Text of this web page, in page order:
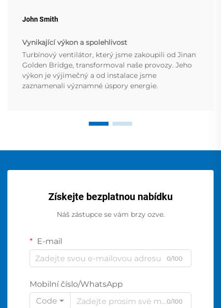
John Smith
Vynikající výkon a spolehlivost
Turbínový ventilátor, který jsme zakoupili od Jinan
Golden Bridge, transformoval naše provozy. Jeho
výkon je výjimečný a od instalace jsme
zaznamenali významné úspory energie.
Získejte bezplatnou nabídku
Náš zástupce se vám brzy ozve.
E-mail
0/100
Mobilní číslo/WhatsApp
Code
0/100